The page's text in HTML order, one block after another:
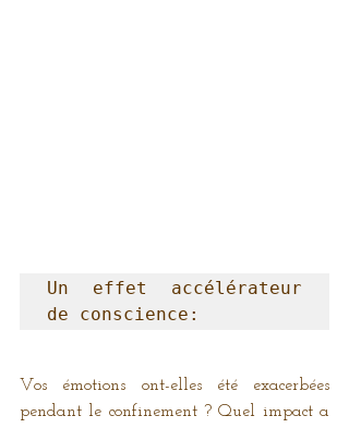
Un effet accélérateur
de conscience:
Vos émotions ont-elles été exacerbées
pendant le confinement ? Quel impact a